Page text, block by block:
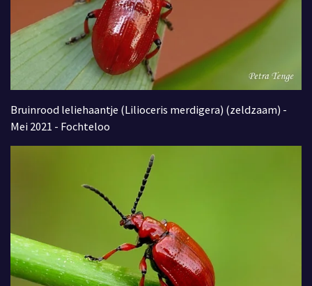
Bruinrood leliehaantje (Lilioceris merdigera) (zeldzaam) -
Mei 2021 - Fochteloo